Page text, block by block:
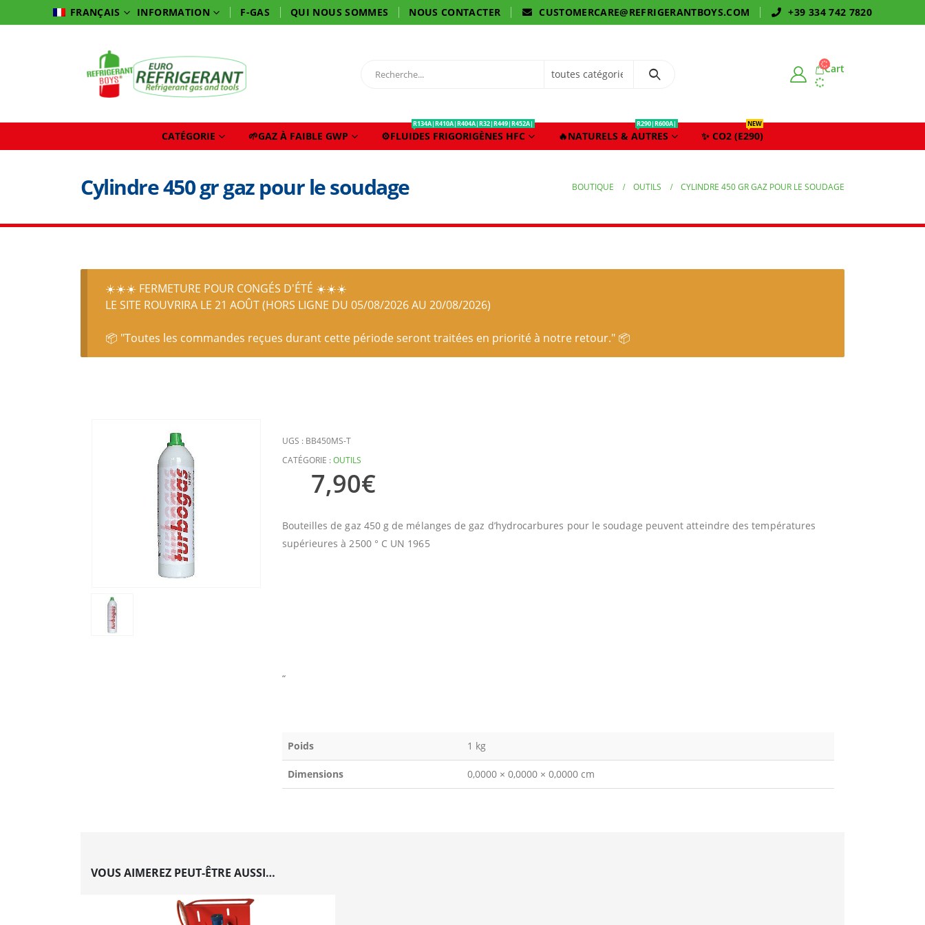
FRANÇAIS INFORMATION F-GAS QUI NOUS SOMMES NOUS CONTACTER CUSTOMERCARE@REFRIGERANTBOYS.COM +39 334 742 7820
Cart
CATÉGORIE 🌱GAZ À FAIBLE GWP ⚙️FLUIDES FRIGORIGÈNES HFC
R134A|R410A|R404A|R32|R449|R452A|
🔥NATURELS & AUTRES
R290|R600A|
✨ CO2 (E290)
NEW
Cylindre 450 gr gaz pour le soudage BOUTIQUE OUTILS CYLINDRE 450 GR GAZ POUR LE SOUDAGE
☀️☀️☀️ FERMETURE POUR CONGÉS D'ÉTÉ ☀️☀️☀️
LE SITE ROUVRIRA LE 21 AOÛT (HORS LIGNE DU 05/08/2026 AU 20/08/2026)
📦 "Toutes les commandes reçues durant cette période seront traitées en priorité à notre retour." 📦
UGS : BB450MS-T
CATÉGORIE :OUTILS
7,90€
Bouteilles de gaz 450 g de mélanges de gaz d’hydrocarbures pour le soudage peuvent atteindre des températures
supérieures à 2500 ° C UN 1965
“
Poids 1 kg
Dimensions 0,0000 × 0,0000 × 0,0000 cm
VOUS AIMEREZ PEUT-ÊTRE AUSSI…